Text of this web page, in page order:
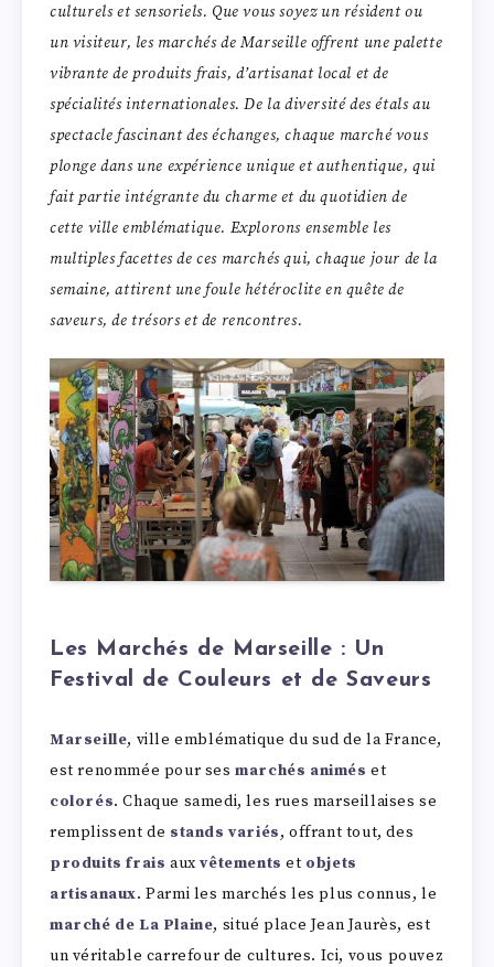
culturels et sensoriels. Que vous soyez un résident ou
un visiteur, les marchés de Marseille offrent une palette
vibrante de produits frais, d’artisanat local et de
spécialités internationales. De la diversité des étals au
spectacle fascinant des échanges, chaque marché vous
plonge dans une expérience unique et authentique, qui
fait partie intégrante du charme et du quotidien de
cette ville emblématique. Explorons ensemble les
multiples facettes de ces marchés qui, chaque jour de la
semaine, attirent une foule hétéroclite en quête de
saveurs, de trésors et de rencontres.
Les Marchés de Marseille : Un
Festival de Couleurs et de Saveurs
Marseille, ville emblématique du sud de la France,
est renommée pour sesmarchés animés et
colorés. Chaque samedi, les rues marseillaises se
remplissent de stands variés, offrant tout, des
produits frais auxvêtements et objets
artisanaux. Parmi les marchés les plus connus, le
marché de La Plaine, situé place Jean Jaurès, est
un véritable carrefour de cultures. Ici, vous pouvez